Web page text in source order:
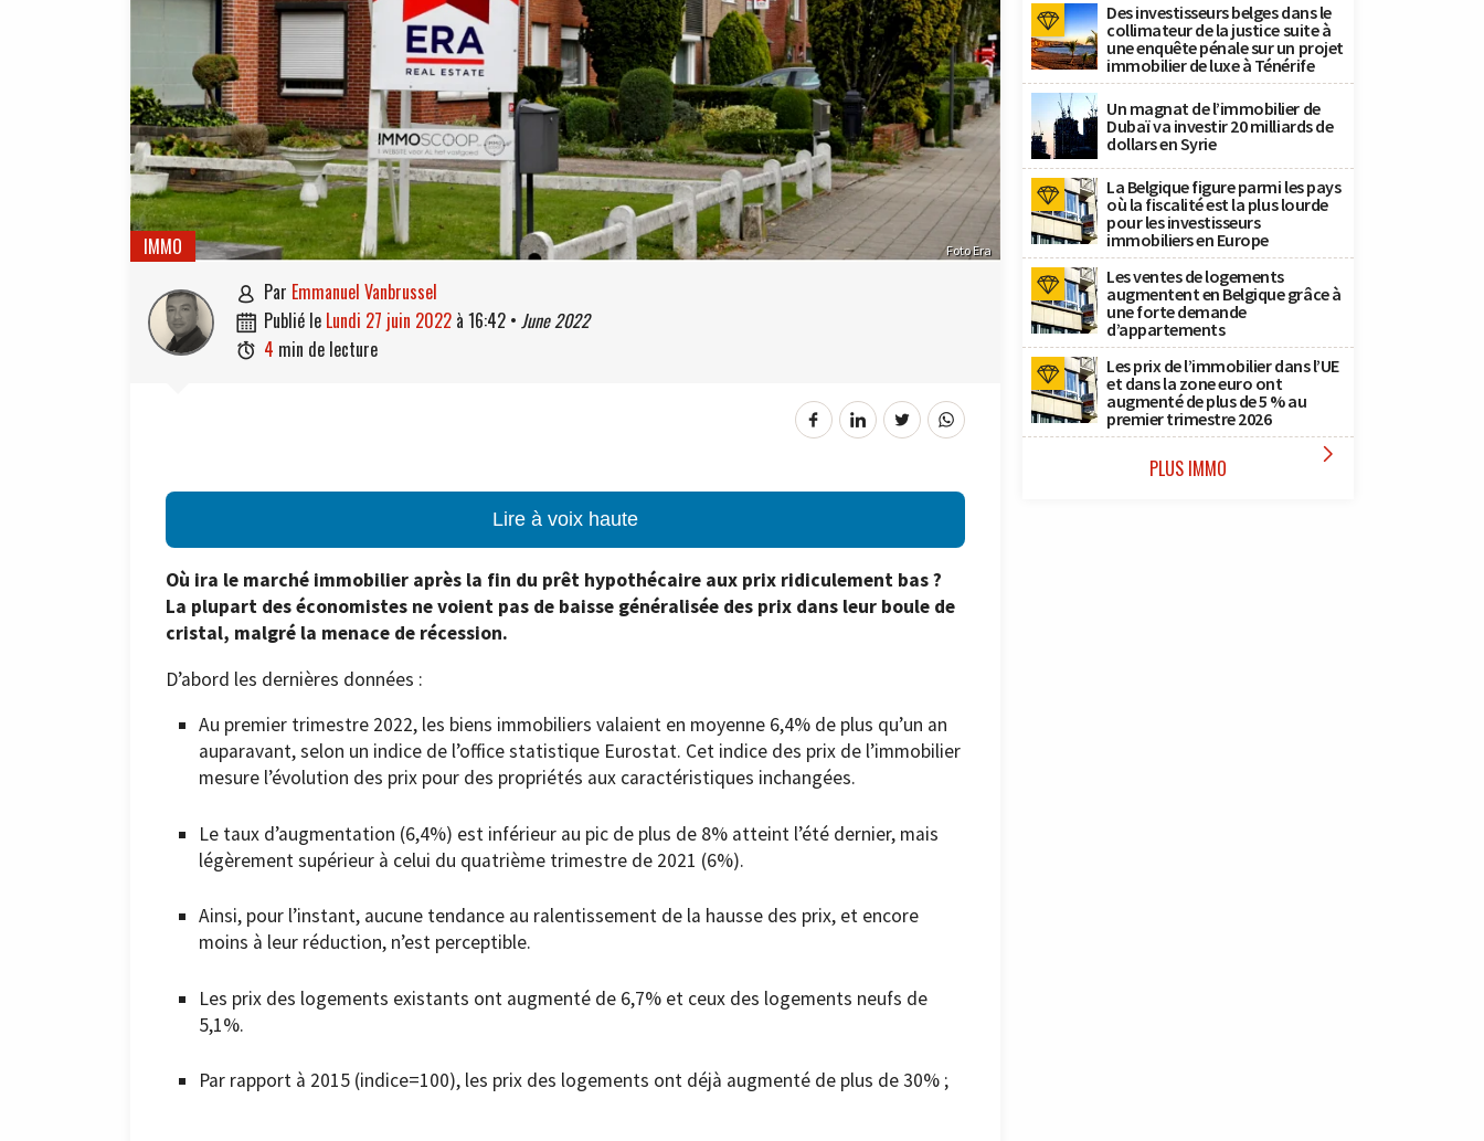
Foto Era
IMMO
 par Emmanuel Vanbrussel
 publié le lundi 27 juin 2022 à 16:42 • June 2022
 4 min de lecture
Lire à voix haute
Où ira le marché immobilier après la fin du prêt hypothécaire aux prix ridiculement bas ?
La plupart des économistes ne voient pas de baisse généralisée des prix dans leur boule de
cristal, malgré la menace de récession.
D’abord les dernières données :
Au premier trimestre 2022, les biens immobiliers valaient en moyenne 6,4% de plus qu’un an
auparavant, selon un indice de l’office statistique Eurostat. Cet indice des prix de l’immobilier
mesure l’évolution des prix pour des propriétés aux caractéristiques inchangées.
Le taux d’augmentation (6,4%) est inférieur au pic de plus de 8% atteint l’été dernier, mais
légèrement supérieur à celui du quatrième trimestre de 2021 (6%).
Ainsi, pour l’instant, aucune tendance au ralentissement de la hausse des prix, et encore
moins à leur réduction, n’est perceptible.
Les prix des logements existants ont augmenté de 6,7% et ceux des logements neufs de
5,1%.
Par rapport à 2015 (indice=100), les prix des logements ont déjà augmenté de plus de 30% ;
Des investisseurs belges dans le
collimateur de la justice suite à
une enquête pénale sur un projet
immobilier de luxe à Ténérife
Un magnat de l’immobilier de
Dubaï va investir 20 milliards de
dollars en Syrie
La Belgique figure parmi les pays
où la fiscalité est la plus lourde
pour les investisseurs
immobiliers en Europe
Les ventes de logements
augmentent en Belgique grâce à
une forte demande
d’appartements
Les prix de l’immobilier dans l’UE
et dans la zone euro ont
augmenté de plus de 5 % au
premier trimestre 2026
PLUS IMMO 